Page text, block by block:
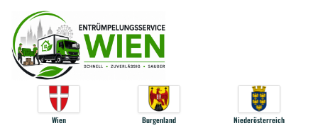
Zum Inhalt springen
Wien Burgenland Niederösterreich